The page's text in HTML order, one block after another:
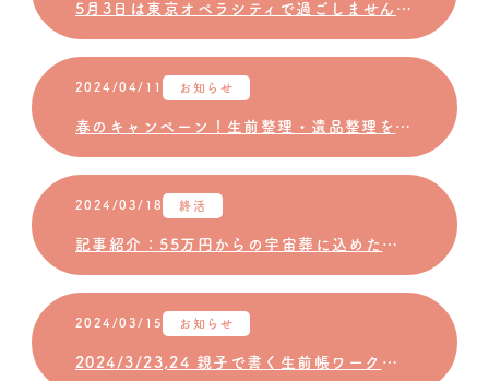
5月3日は東京オペラシティで過ごしませんか？「ワタシ発見！ワークショップ」「オペラシティ歌声サロン」開催のご案内
2024/04/11 お知らせ
春のキャンペーン！生前整理・遺品整理をしませんか？
2024/03/18 終活
記事紹介：55万円からの宇宙葬に込めた願い 「天の川に行きたい」7歳で亡くなった少女も流れ星に 2024/03/17
2024/03/15 お知らせ
2024/3/23,24 親子で書く生前帳ワークショップ